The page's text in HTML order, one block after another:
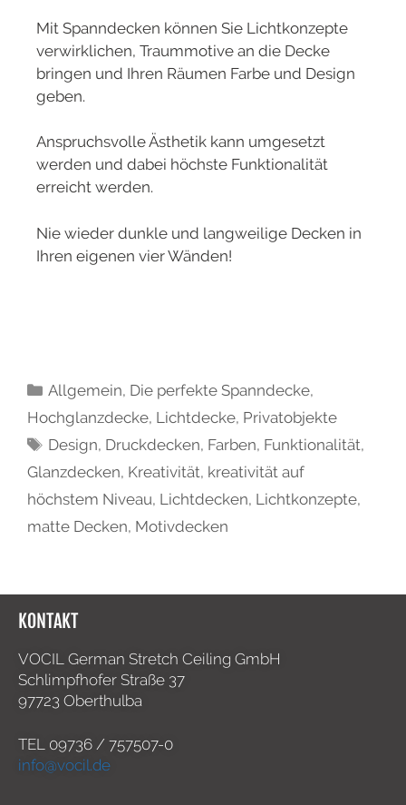
Mit Spanndecken können Sie Lichtkonzepte
verwirklichen, Traummotive an die Decke
bringen und Ihren Räumen Farbe und Design
geben.
Anspruchsvolle Ästhetik kann umgesetzt
werden und dabei höchste Funktionalität
erreicht werden.
Nie wieder dunkle und langweilige Decken in
Ihren eigenen vier Wänden!
Allgemein, Die perfekte Spanndecke,
Hochglanzdecke, Lichtdecke, Privatobjekte
Design, Druckdecken, Farben, Funktionalität,
Glanzdecken, Kreativität, kreativität auf
höchstem Niveau, Lichtdecken, Lichtkonzepte,
matte Decken, Motivdecken
KONTAKT
VOCIL German Stretch Ceiling GmbH
Schlimpfhofer Straße 37
97723 Oberthulba
TEL 09736 / 757507-0
info@vocil.de